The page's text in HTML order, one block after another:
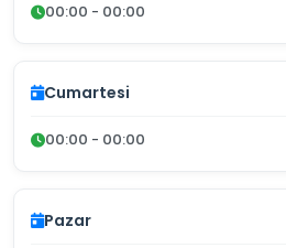
00:00 - 00:00
Cumartesi
00:00 - 00:00
Pazar